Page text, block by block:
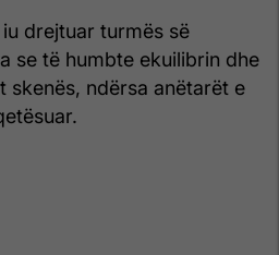
drejtuar turmës së
se të humbte ekuilibrin dhe
skenës, ndërsa anëtarët e